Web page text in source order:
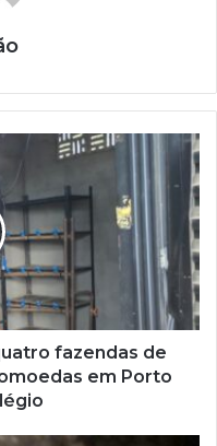
fazendas de
em Porto